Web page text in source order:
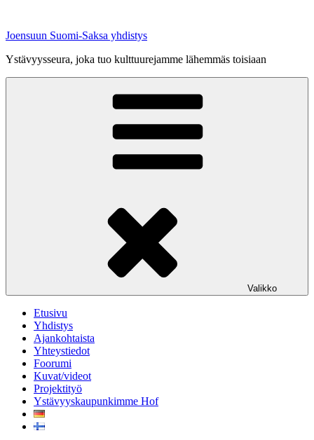
Joensuun Suomi-Saksa yhdistys
Ystävyysseura, joka tuo kulttuurejamme lähemmäs toisiaan
Valikko
Etusivu
Yhdistys
Ajankohtaista
Yhteystiedot
Foorumi
Kuvat/videot
Projektityö
Ystävyyskaupunkimme Hof